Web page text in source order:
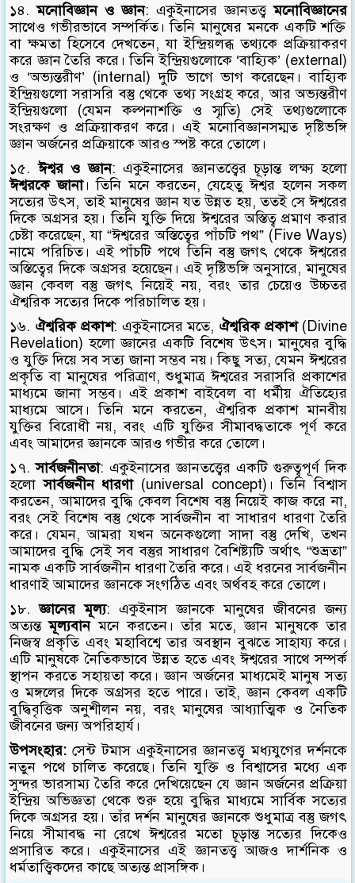
১৪.মনোবিজ্ঞান ও জ্ঞান: একুইনাসের জ্ঞানতত্ত্বমনোবিজ্ঞানের
সাথেও গভীরভাবে সম্পর্কিত। তিনি মানুষের মনকে একটি শক্তি
বা ক্ষমতা হিসেবে দেখতেন, যা ইন্দ্রিয়লব্ধ তথ্যকে প্রক্রিয়াকরণ
করে জ্ঞান তৈরি করে। তিনি ইন্দ্রিয়গুলোকে ‘বাহ্যিক’ (external)
ও ‘অভ্যন্তরীণ’ (internal) দুটি ভাগে ভাগ করেছেন। বাহ্যিক
ইন্দ্রিয়গুলো সরাসরি বস্তু থেকে তথ্য সংগ্রহ করে, আর অভ্যন্তরীণ
ইন্দ্রিয়গুলো (যেমন কল্পনাশক্তি ও স্মৃতি) সেই তথ্যগুলোকে
সংরক্ষণ ও প্রক্রিয়াকরণ করে। এই মনোবিজ্ঞানসম্মত দৃষ্টিভঙ্গি
জ্ঞান অর্জনের প্রক্রিয়াকে আরও স্পষ্ট করে তোলে।
১৫.ঈশ্বর ও জ্ঞান: একুইনাসের জ্ঞানতত্ত্বের চূড়ান্ত লক্ষ্য হলো
ঈশ্বরকে জানা। তিনি মনে করতেন, যেহেতু ঈশ্বর হলেন সকল
সত্যের উৎস, তাই মানুষের জ্ঞান যত উন্নত হয়, ততই সে ঈশ্বরের
দিকে অগ্রসর হয়। তিনি যুক্তি দিয়ে ঈশ্বরের অস্তিত্ব প্রমাণ করার
চেষ্টা করেছেন, যা “ঈশ্বরের অস্তিত্বের পাঁচটি পথ” (Five Ways)
নামে পরিচিত। এই পাঁচটি পথে তিনি বস্তু জগৎ থেকে ঈশ্বরের
অস্তিত্বের দিকে অগ্রসর হয়েছেন। এই দৃষ্টিভঙ্গি অনুসারে, মানুষের
জ্ঞান কেবল বস্তু জগৎ নিয়েই নয়, বরং তার চেয়েও উচ্চতর
ঐশ্বরিক সত্যের দিকে পরিচালিত হয়।
১৬. ঐশ্বরিক প্রকাশ: একুইনাসের মতে, ঐশ্বরিক প্রকাশ(Divine
Revelation) হলো জ্ঞানের একটি বিশেষ উৎস। মানুষের বুদ্ধি
ও যুক্তি দিয়ে সব সত্য জানা সম্ভব নয়। কিছু সত্য, যেমন ঈশ্বরের
প্রকৃতি বা মানুষের পরিত্রাণ, শুধুমাত্র ঈশ্বরের সরাসরি প্রকাশের
মাধ্যমে জানা সম্ভব। এই প্রকাশ বাইবেল বা ধর্মীয় ঐতিহ্যের
মাধ্যমে আসে। তিনি মনে করতেন, ঐশ্বরিক প্রকাশ মানবীয়
যুক্তির বিরোধী নয়, বরং এটি যুক্তির সীমাবদ্ধতাকে পূর্ণ করে
এবং আমাদের জ্ঞানকে আরও গভীর করে তোলে।
১৭.সার্বজনীনতা: একুইনাসের জ্ঞানতত্ত্বের একটি গুরুত্বপূর্ণ দিক
হলোসার্বজনীন ধারণা(universal concept)। তিনি বিশ্বাস
করতেন, আমাদের বুদ্ধি কেবল বিশেষ বস্তু নিয়েই কাজ করে না,
বরং সেই বিশেষ বস্তু থেকে সার্বজনীন বা সাধারণ ধারণা তৈরি
করে। যেমন, আমরা যখন অনেকগুলো সাদা বস্তু দেখি, তখন
আমাদের বুদ্ধি সেই সব বস্তুর সাধারণ বৈশিষ্ট্যটি অর্থাৎ “শুভ্রতা”
নামক একটি সার্বজনীন ধারণা তৈরি করে। এই ধরনের সার্বজনীন
ধারণাই আমাদের জ্ঞানকে সংগঠিত এবং অর্থবহ করে তোলে।
১৮.জ্ঞানের মূল্য: একুইনাস জ্ঞানকে মানুষের জীবনের জন্য
অত্যন্তমূল্যবানমনে করতেন। তাঁর মতে, জ্ঞান মানুষকে তার
নিজস্ব প্রকৃতি এবং মহাবিশ্বে তার অবস্থান বুঝতে সাহায্য করে।
এটি মানুষকে নৈতিকভাবে উন্নত হতে এবং ঈশ্বরের সাথে সম্পর্ক
স্থাপন করতে সহায়তা করে। জ্ঞান অর্জনের মাধ্যমেই মানুষ সত্য
ও মঙ্গলের দিকে অগ্রসর হতে পারে। তাই, জ্ঞান কেবল একটি
বুদ্ধিবৃত্তিক অনুশীলন নয়, বরং মানুষের আধ্যাত্মিক ও নৈতিক
জীবনের জন্য অপরিহার্য।
উপসংহার:সেন্ট টমাস একুইনাসের জ্ঞানতত্ত্ব মধ্যযুগের দর্শনকে
নতুন পথে চালিত করেছে। তিনি যুক্তি ও বিশ্বাসের মধ্যে এক
সুন্দর ভারসাম্য তৈরি করে দেখিয়েছেন যে জ্ঞান অর্জনের প্রক্রিয়া
ইন্দ্রিয় অভিজ্ঞতা থেকে শুরু হয়ে বুদ্ধির মাধ্যমে সার্বিক সত্যের
দিকে অগ্রসর হয়। তাঁর দর্শন মানুষের জ্ঞানকে শুধুমাত্র বস্তু জগৎ
নিয়ে সীমাবদ্ধ না রেখে ঈশ্বরের মতো চূড়ান্ত সত্যের দিকেও
প্রসারিত করে। একুইনাসের এই জ্ঞানতত্ত্ব আজও দার্শনিক ও
ধর্মতাত্ত্বিকদের কাছে অত্যন্ত প্রাসঙ্গিক।